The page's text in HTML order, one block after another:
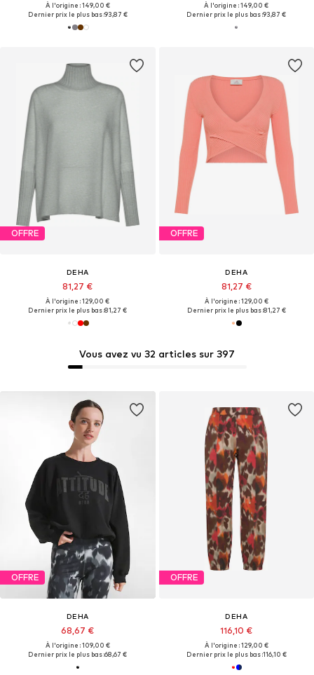
Vous avez vu 32 articles sur 397
À l'origine : 149,00 €
Dernier prix le plus bas :93,87 €
À l'origine : 149,00 €
Dernier prix le plus bas :93,87 €
OFFRE
DEHA
81,27 €
À l'origine : 129,00 €
Dernier prix le plus bas :81,27 €
OFFRE
DEHA
81,27 €
À l'origine : 129,00 €
Dernier prix le plus bas :81,27 €
OFFRE
DEHA
68,67 €
À l'origine : 109,00 €
Dernier prix le plus bas :68,67 €
OFFRE
DEHA
116,10 €
À l'origine : 129,00 €
Dernier prix le plus bas :116,10 €